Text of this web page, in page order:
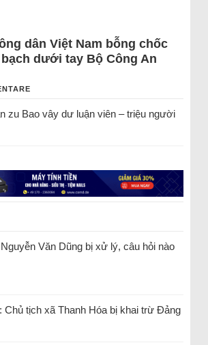
dân Việt Nam bỗng chốc
dưới tay Bộ Công An
zu Bao vây dư luận viên – triệu người
Văn Dũng bị xử lý, câu hỏi nào
Chủ tịch xã Thanh Hóa bị khai trừ Đảng